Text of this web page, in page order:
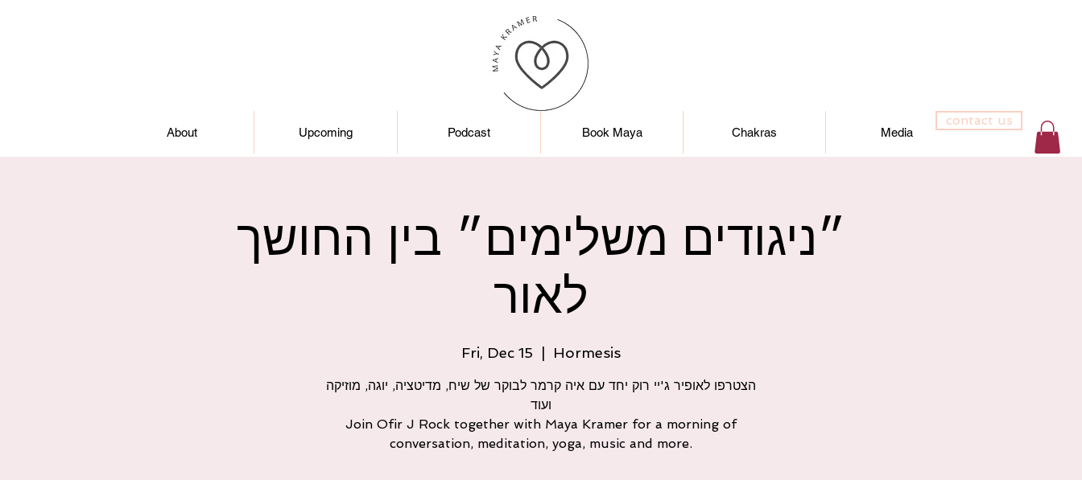
About Upcoming Podcast Book Maya Chakras Media
contact us
״ניגודים משלימים״ בין החושך
לאור
Fri, Dec 15
  |
Hormesis
הצטרפו לאופיר ג'יי רוק יחד עם איה קרמר לבוקר של שיח, מדיטציה, יוגה, מוזיקה
ועוד
Join Ofir J Rock together with Maya Kramer for a morning of
conversation, meditation, yoga, music and more.